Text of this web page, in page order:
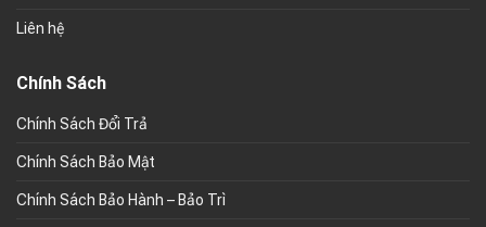
Liên hệ
Chính Sách
Chính Sách Đổi Trả
Chính Sách Bảo Mật
Chính Sách Bảo Hành – Bảo Trì